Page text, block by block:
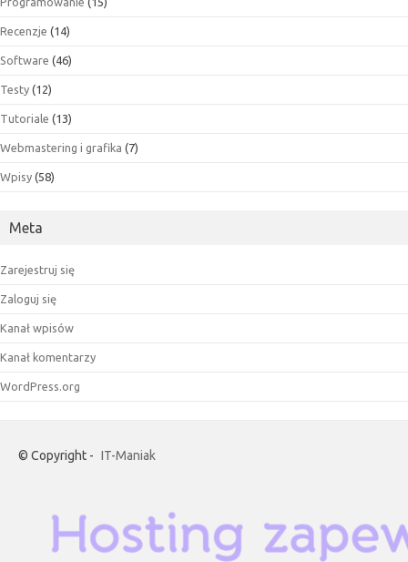
Recenzje (14)
Software (46)
Testy (12)
Tutoriale (13)
Webmastering i grafika (7)
Wpisy (58)
Meta
Zarejestruj się
Zaloguj się
Kanał wpisów
Kanał komentarzy
WordPress.org
© Copyright - IT-Maniak